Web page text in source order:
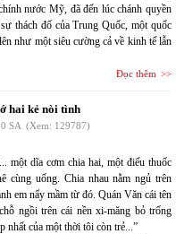
nước Mỹ, đã đến lúc chánh quyền
thách đố của Trung Quốc, một quốc
như một siêu cường cả về kinh tế lẫn
Đọc thêm
hai kẻ nòi tình
SA (Xem: 129787)
một dĩa cơm chia hai, một điếu thuốc
cùng uống. Chia nhau nằm ngủ trên
em nẩy mầm từ đó. Quán Văn cái tên
ngồi trên cái nền xi-măng bỏ trống
nhất của một thời tôi còn trẻ...”